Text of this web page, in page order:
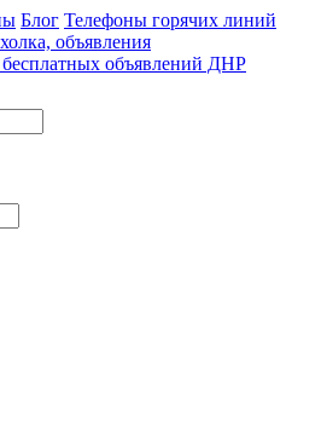
Блог Телефоны горячих линий
объявления